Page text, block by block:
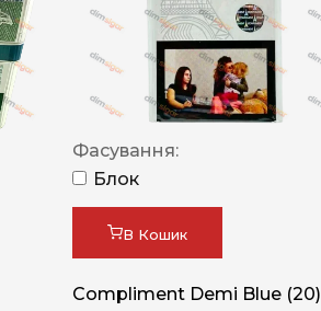
Фасування:
Блок
В Кошик
Compliment Demi Blue (20)